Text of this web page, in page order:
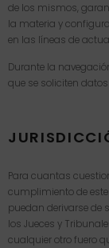
de los mismos,
la materia y
en las líneas de
Durante la
que se soliciten
Para cuantas
cumplimiento de
puedan derivarse de
los Jueces y
cualquier otro fuero